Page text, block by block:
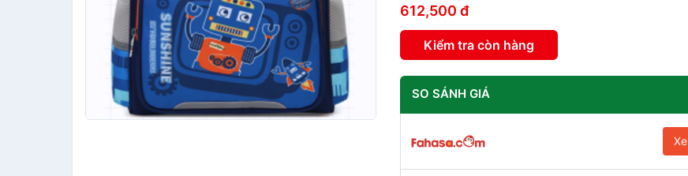
612,500 đ
Kiểm tra còn hàng
SO SÁNH GIÁ